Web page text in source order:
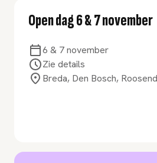
Open dag 6 & 7 november
6 & 7 november
Zie details
Breda, Den Bosch,